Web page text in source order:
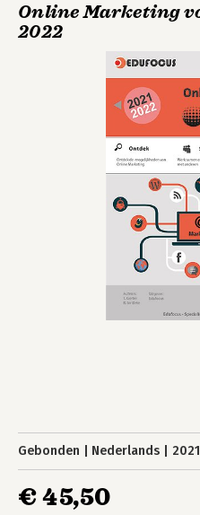
Online Marketing
2022
Gebonden Nederlands 2021
€ 45,50